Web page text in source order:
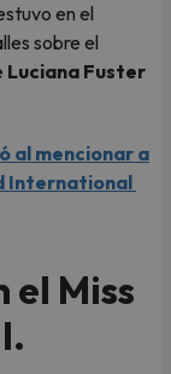
en el
sobre el
Luciana Fuster
al mencionar a
International
el Miss